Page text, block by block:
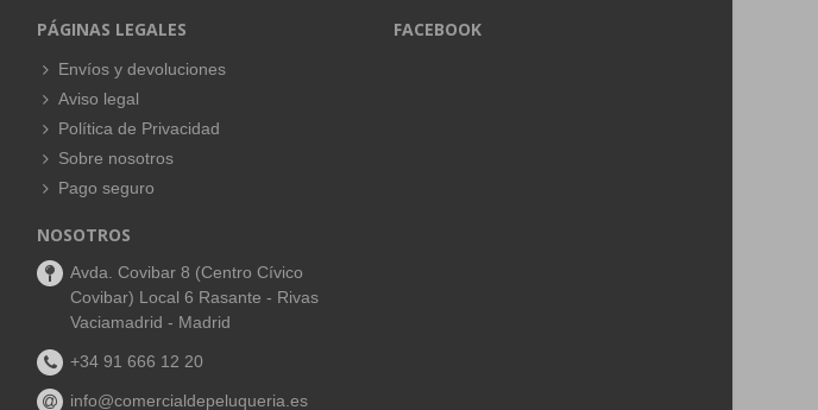
PÁGINAS LEGALES
Envíos y devoluciones
Aviso legal
Política de Privacidad
Sobre nosotros
Pago seguro
NOSOTROS
Avda. Covibar 8 (Centro Cívico
Covibar) Local 6 Rasante - Rivas
Vaciamadrid - Madrid
+34 91 666 12 20
info@comercialdepeluqueria.es
FACEBOOK